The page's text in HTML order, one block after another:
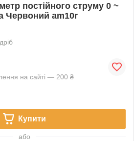
постійного струму 0 ~
Червоний am10r
на сайті — 200 ₴
Купити
або